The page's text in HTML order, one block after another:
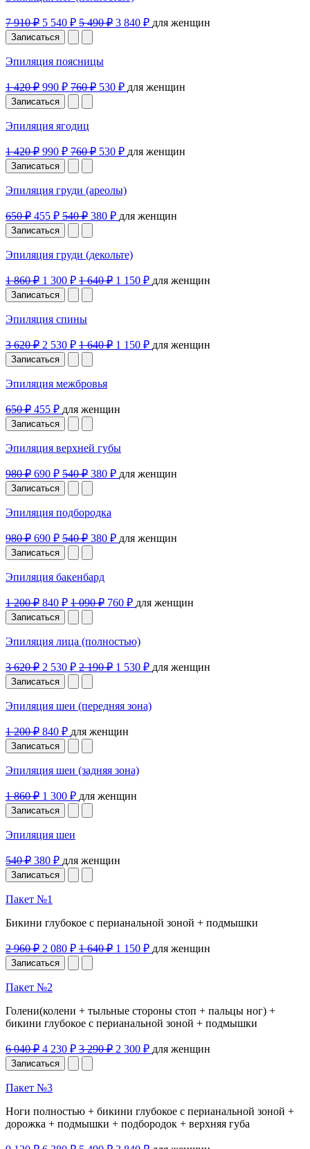
7 910 ₽ 5 540 ₽ 5 490 ₽ 3 840 ₽ для женщин
Записаться
Эпиляция поясницы
1 420 ₽ 990 ₽ 760 ₽ 530 ₽ для женщин
Записаться
Эпиляция ягодиц
1 420 ₽ 990 ₽ 760 ₽ 530 ₽ для женщин
Записаться
Эпиляция груди (ареолы)
650 ₽ 455 ₽ 540 ₽ 380 ₽ для женщин
Записаться
Эпиляция груди (декольте)
1 860 ₽ 1 300 ₽ 1 640 ₽ 1 150 ₽ для женщин
Записаться
Эпиляция спины
3 620 ₽ 2 530 ₽ 1 640 ₽ 1 150 ₽ для женщин
Записаться
Эпиляция межбровья
650 ₽ 455 ₽ для женщин
Записаться
Эпиляция верхней губы
980 ₽ 690 ₽ 540 ₽ 380 ₽ для женщин
Записаться
Эпиляция подбородка
980 ₽ 690 ₽ 540 ₽ 380 ₽ для женщин
Записаться
Эпиляция бакенбард
1 200 ₽ 840 ₽ 1 090 ₽ 760 ₽ для женщин
Записаться
Эпиляция лица (полностью)
3 620 ₽ 2 530 ₽ 2 190 ₽ 1 530 ₽ для женщин
Записаться
Эпиляция шеи (передняя зона)
1 200 ₽ 840 ₽ для женщин
Записаться
Эпиляция шеи (задняя зона)
1 860 ₽ 1 300 ₽ для женщин
Записаться
Эпиляция шеи
540 ₽ 380 ₽ для женщин
Записаться
Пакет №1
Бикини глубокое с перианальной зоной + подмышки
2 960 ₽ 2 080 ₽ 1 640 ₽ 1 150 ₽ для женщин
Записаться
Пакет №2
Голени(колени + тыльные стороны стоп + пальцы ног) +
бикини глубокое с перианальной зоной + подмышки
6 040 ₽ 4 230 ₽ 3 290 ₽ 2 300 ₽ для женщин
Записаться
Пакет №3
Ноги полностью + бикини глубокое с перианальной зоной +
дорожка + подмышки + подбородок + верхняя губа